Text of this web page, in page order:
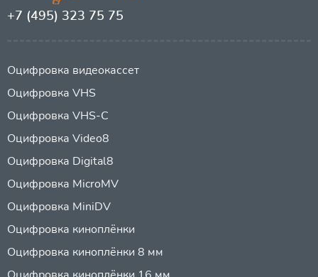
+7 (495) 323 75 75
Оцифровка видеокассет
Оцифровка VHS
Оцифровка VHS-C
Оцифровка Video8
Оцифровка Digital8
Оцифровка MicroMV
Оцифровка MiniDV
Оцифровка киноплёнки
Оцифровка киноплёнки 8 мм